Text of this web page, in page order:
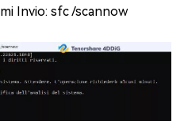
Invio: sfc /scannow